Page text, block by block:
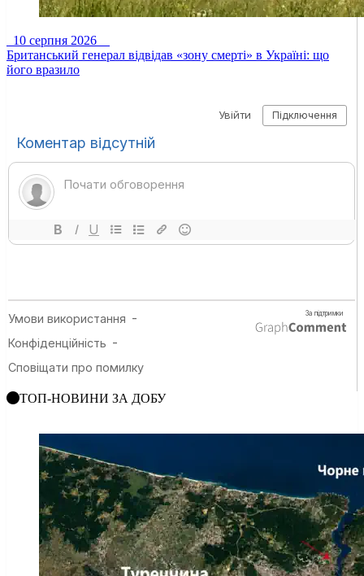
10 серпня 2026
Британський генерал відвідав «зону смерті» в Україні: що
його вразило
ТОП-НОВИНИ ЗА ДОБУ